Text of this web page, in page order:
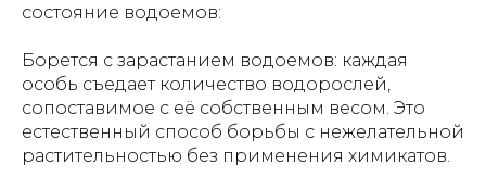
состояние водоемов:
Борется с зарастанием водоемов: каждая
особь съедает количество водорослей,
сопоставимое с её собственным весом. Это
естественный способ борьбы с нежелательной
растительностью без применения химикатов.